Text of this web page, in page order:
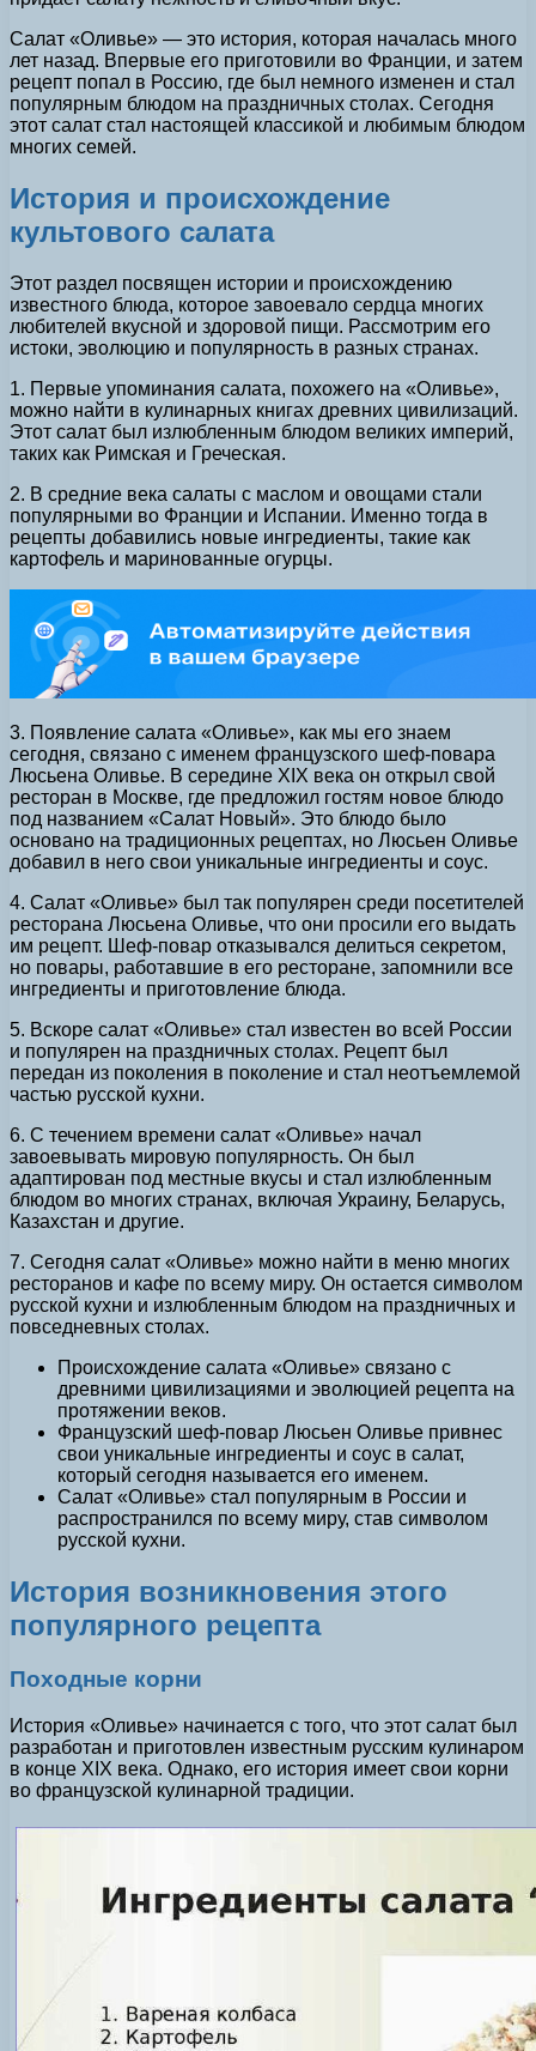
Салат «Оливье» — это история, которая началась много
лет назад. Впервые его приготовили во Франции, и затем
рецепт попал в Россию, где был немного изменен и стал
популярным блюдом на праздничных столах. Сегодня
этот салат стал настоящей классикой и любимым блюдом
многих семей.
История и происхождение
культового салата
Этот раздел посвящен истории и происхождению
известного блюда, которое завоевало сердца многих
любителей вкусной и здоровой пищи. Рассмотрим его
истоки, эволюцию и популярность в разных странах.
1. Первые упоминания салата, похожего на «Оливье»,
можно найти в кулинарных книгах древних цивилизаций.
Этот салат был излюбленным блюдом великих империй,
таких как Римская и Греческая.
2. В средние века салаты с маслом и овощами стали
популярными во Франции и Испании. Именно тогда в
рецепты добавились новые ингредиенты, такие как
картофель и маринованные огурцы.
3. Появление салата «Оливье», как мы его знаем
сегодня, связано с именем французского шеф-повара
Люсьена Оливье. В середине XIX века он открыл свой
ресторан в Москве, где предложил гостям новое блюдо
под названием «Салат Новый». Это блюдо было
основано на традиционных рецептах, но Люсьен Оливье
добавил в него свои уникальные ингредиенты и соус.
4. Салат «Оливье» был так популярен среди посетителей
ресторана Люсьена Оливье, что они просили его выдать
им рецепт. Шеф-повар отказывался делиться секретом,
но повары, работавшие в его ресторане, запомнили все
ингредиенты и приготовление блюда.
5. Вскоре салат «Оливье» стал известен во всей России
и популярен на праздничных столах. Рецепт был
передан из поколения в поколение и стал неотъемлемой
частью русской кухни.
6. С течением времени салат «Оливье» начал
завоевывать мировую популярность. Он был
адаптирован под местные вкусы и стал излюбленным
блюдом во многих странах, включая Украину, Беларусь,
Казахстан и другие.
7. Сегодня салат «Оливье» можно найти в меню многих
ресторанов и кафе по всему миру. Он остается символом
русской кухни и излюбленным блюдом на праздничных и
повседневных столах.
Происхождение салата «Оливье» связано с
древними цивилизациями и эволюцией рецепта на
протяжении веков.
Французский шеф-повар Люсьен Оливье привнес
свои уникальные ингредиенты и соус в салат,
который сегодня называется его именем.
Салат «Оливье» стал популярным в России и
распространился по всему миру, став символом
русской кухни.
История возникновения этого
популярного рецепта
Походные корни
История «Оливье» начинается с того, что этот салат был
разработан и приготовлен известным русским кулинаром
в конце XIX века. Однако, его история имеет свои корни
во французской кулинарной традиции.